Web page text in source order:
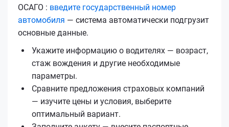
ОСАГО : введите государственный номер
автомобиля — система автоматически подгрузит
основные данные.
Укажите информацию о водителях — возраст,
стаж вождения и другие необходимые
параметры.
Сравните предложения страховых компаний
— изучите цены и условия, выберите
оптимальный вариант.